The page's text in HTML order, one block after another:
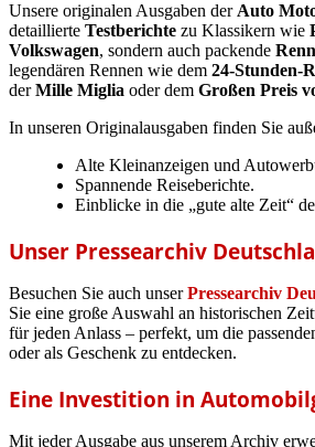
Unsere originalen Ausgaben der Auto
detaillierte Testberichte zu Klassikern wie
Volkswagen, sondern auch packende
legendären Rennen wie dem 24-Stunden-
derMille Miglia oder dem Großen Preis
In unseren Originalausgaben finden Sie
Alte Kleinanzeigen und
Spannende Reiseberichte.
Einblicke in die „gute alte Zeit“
Unser Pressearchiv
Besuchen Sie auch unserPressearchiv
Sie eine große Auswahl an historischen
für jeden Anlass – perfekt, um die
oder als Geschenk zu entdecken.
Eine Investition in
Mit jeder Ausgabe aus unserem Archiv